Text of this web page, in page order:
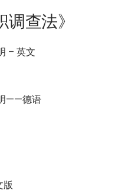
调查法》
– 英文
——德语
版